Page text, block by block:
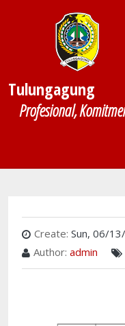
Tulungagung
Profesional,
Create: Sun, 06/
Author: admin